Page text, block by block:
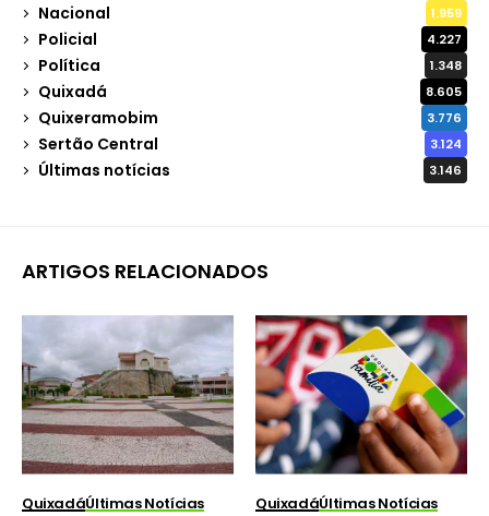
Nacional 1.959
Policial 4.227
Política 1.348
Quixadá 8.605
Quixeramobim 3.776
Sertão Central 3.124
Últimas notícias 3.146
ARTIGOS RELACIONADOS
QuixadáÚltimas Notícias QuixadáÚltimas Notícias